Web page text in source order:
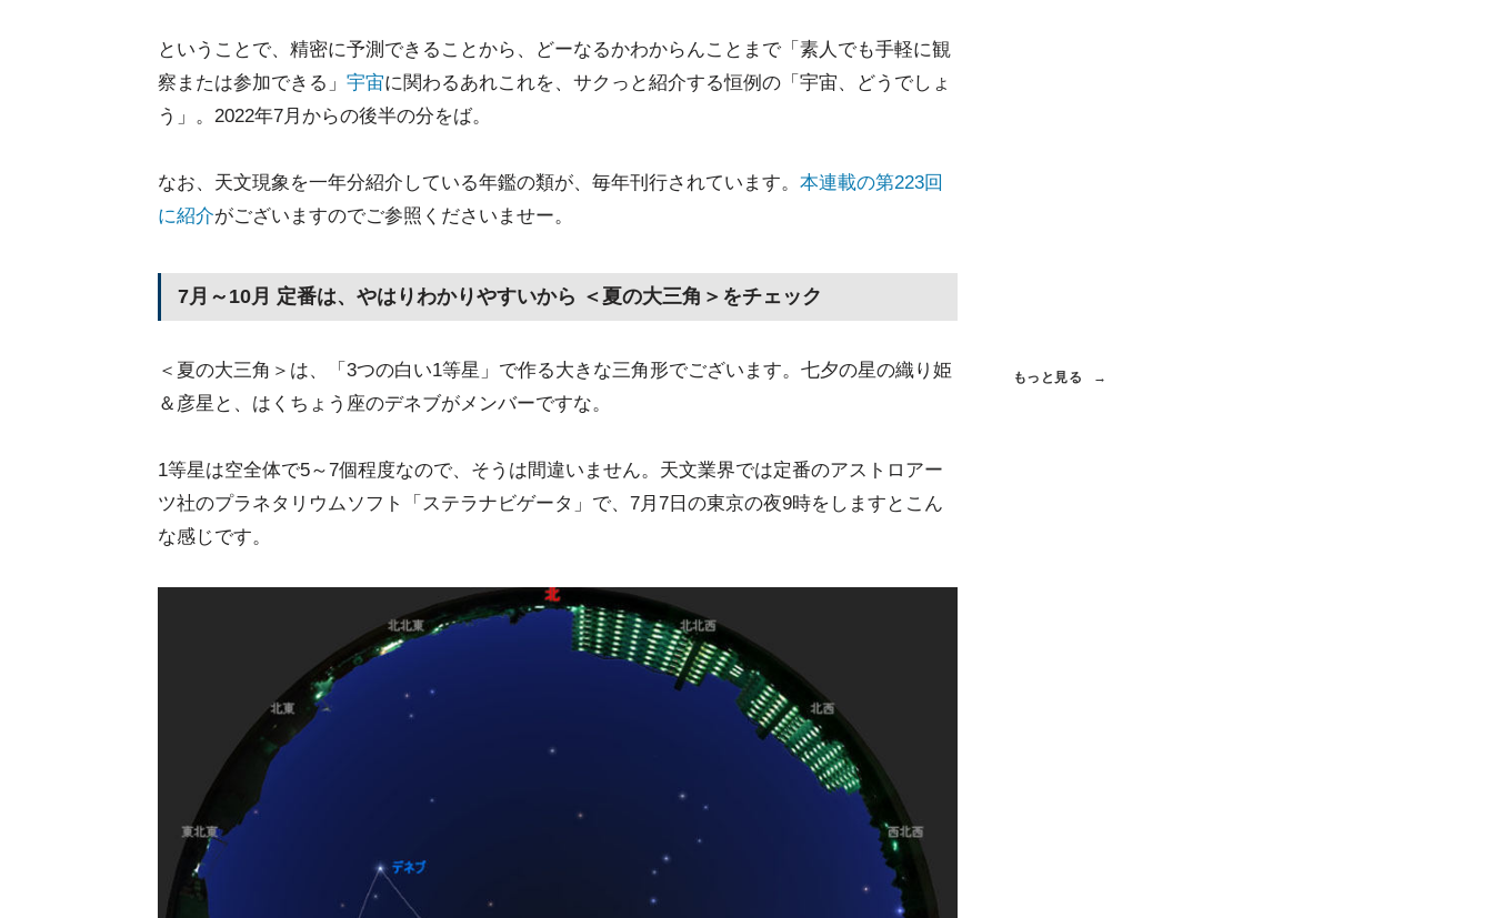
ということで、精密に予測できることから、どーなるかわからんことまで「素人でも手軽に観
察または参加できる」 宇宙に関わるあれこれを、サクっと紹介する恒例の「宇宙、どうでしょ
う」。2022年7月からの後半の分をば。
なお、天文現象を一年分紹介している年鑑の類が、毎年刊行されています。 本連載の第223回
に紹介がございますのでご参照くださいませー。
7月～10月 定番は、やはりわかりやすいから ＜夏の大三角＞をチェック
＜夏の大三角＞は、「3つの白い1等星」で作る大きな三角形でございます。七夕の星の織り姫
＆彦星と、はくちょう座のデネブがメンバーですな。
1等星は空全体で5～7個程度なので、そうは間違いません。天文業界では定番のアストロアー
ツ社のプラネタリウムソフト「ステラナビゲータ」で、7月7日の東京の夜9時をしますとこん
な感じです。
もっと見る